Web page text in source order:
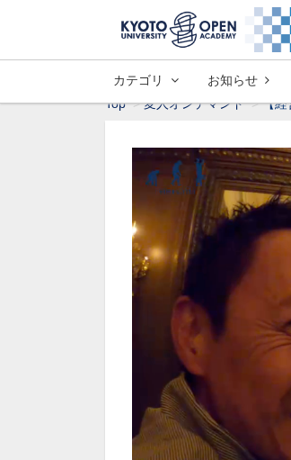
カテゴリ お知らせ
Top
変人オンデマンド 【経